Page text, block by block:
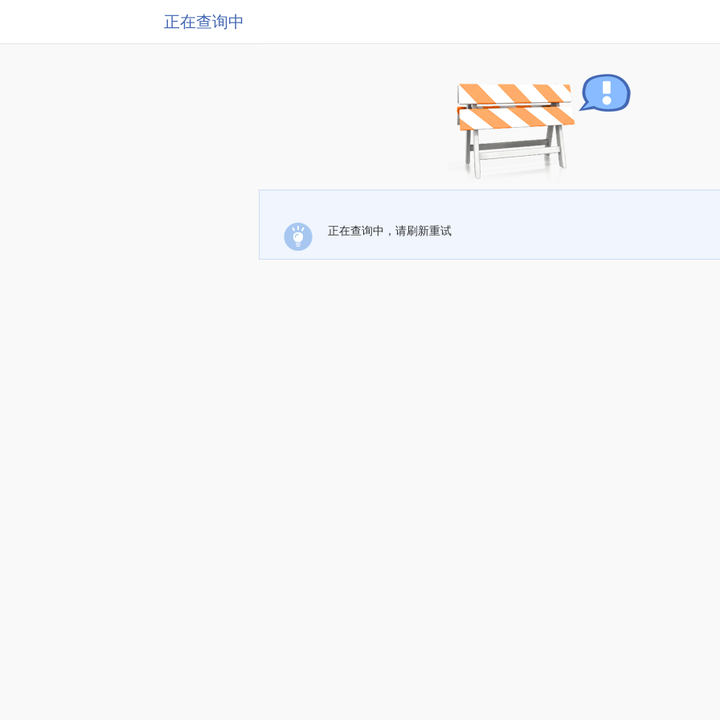
正在查询中
正在查询中，请刷新重试